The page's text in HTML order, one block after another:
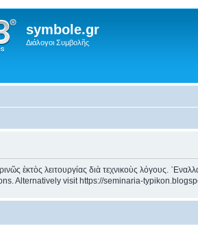
symbole.gr
Διάλογοι Συμβολῆς
ἐκτὸς λειτουργίας διὰ τεχνικοὺς λόγους.
Alternatively visit https://seminaria-